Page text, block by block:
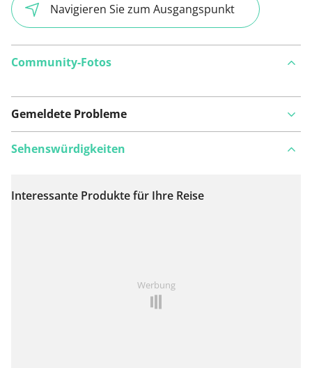
Navigieren Sie zum Ausgangspunkt
Community-Fotos
Gemeldete Probleme
Auf Karte anzeigen
Sehenswürdigkeiten
Interessante Produkte für Ihre Reise
Werbung